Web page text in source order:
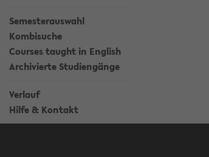
Semesterauswahl
Kombisuche
Courses taught in English
Archivierte Studiengänge
Verlauf
Hilfe & Kontakt